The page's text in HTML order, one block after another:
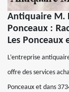
Antiquaire M.
Ponceaux :
Les Ponceaux
L’entreprise
offre des services
Ponceaux et dans